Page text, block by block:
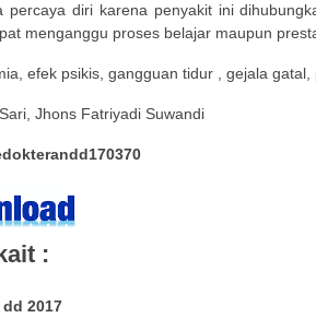
percaya diri karena penyakit ini
menganggu proses belajar maupun
efek psikis, gangguan tidur , gejala gatal,
Jhons Fatriyadi Suwandi
:
2017